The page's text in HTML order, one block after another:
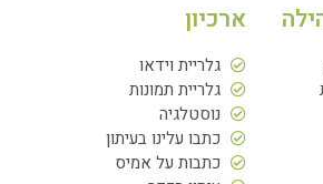
ארכיון
גלריית וידאו
גלריית תמונות
נוסטלגיה
כתבו עלינו בעיתון
כתבות על אמיס